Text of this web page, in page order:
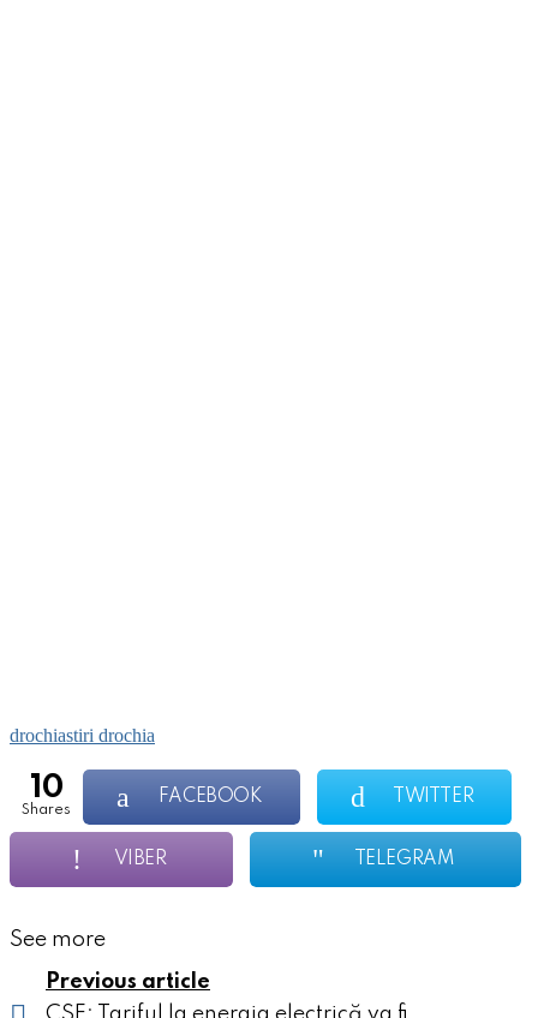
drochiastiri drochia
10
shares
FACEBOOK TWITTER
VIBER TELEGRAM
See more
Previous article